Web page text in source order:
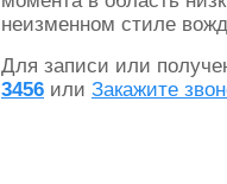
неизменном стиле
Для записи или
3456 или Закажите